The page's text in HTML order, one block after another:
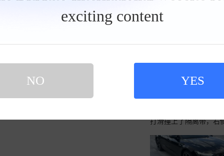
exciting content
NO YES
车的想法，随即就开
几眼，车尾部贴的是上
打滑撞上了隔离带，右